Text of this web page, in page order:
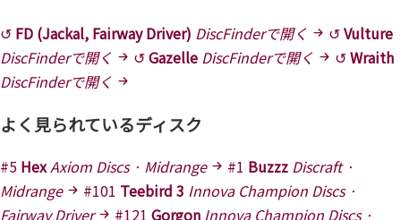
↺ FD (Jackal, Fairway Driver) DiscFinderで開く ↺Vulture
DiscFinderで開く
↺Gazelle DiscFinderで開く ↺Wraith
DiscFinderで開く
よく見られているディスク
#5 HexAxiom Discs · Midrange #1 Buzzz Discraft ·
Midrange
#101 Teebird 3 Innova Champion Discs ·
Fairway Driver
#121 Gorgon Innova Champion Discs ·